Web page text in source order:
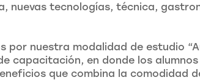
nuevas tecnologías, técnica,
por nuestra modalidad de estudio
capacitación, en donde los
que combina la comodidad